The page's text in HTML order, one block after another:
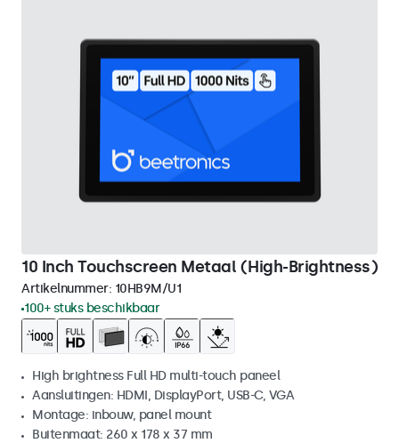
10 Inch Touchscreen Metaal (High-Brightness)
Artikelnummer: 10HB9M/U1
100+ stuks beschikbaar
High brightness Full HD multi-touch paneel
Aansluitingen: HDMI, DisplayPort, USB-C, VGA
Montage: inbouw, panel mount
Buitenmaat: 260 x 178 x 37 mm